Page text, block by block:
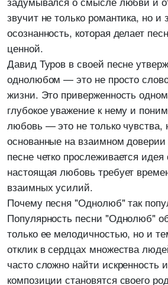
звучит не только романтика, но и
осознанность, которая делает
ценной.
Давид Туров в своей песне
однолюбом — это не просто
жизни. Это приверженность
глубокое уважение к нему и
любовь — это не только чувства,
основанные на взаимном
песне четко прослеживается
настоящая любовь требует
взаимных усилий.
Почему песня "Однолюб" так
Популярность песни "Однолюб"
только ее мелодичностью, но и
отклик в сердцах множества
часто сложно найти искренность
композиции становятся своего